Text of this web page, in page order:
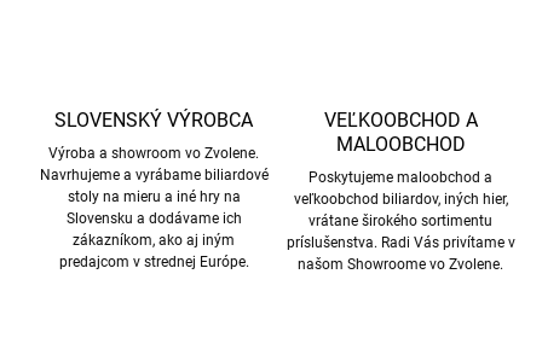
SLOVENSKÝ VÝROBCA
Výroba a showroom vo Zvolene.
Navrhujeme a vyrábame biliardové
stoly na mieru a iné hry na
Slovensku a dodávame ich
zákazníkom, ako aj iným
predajcom v strednej Európe.
VEĽKOOBCHOD A
MALOOBCHOD
Poskytujeme maloobchod a
veľkoobchod biliardov, iných hier,
vrátane širokého sortimentu
príslušenstva. Radi Vás privítame v
našom Showroome vo Zvolene.